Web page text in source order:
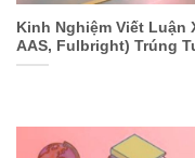
Kinh Nghiệm Viết Luận
AAS, Fulbright) Trúng